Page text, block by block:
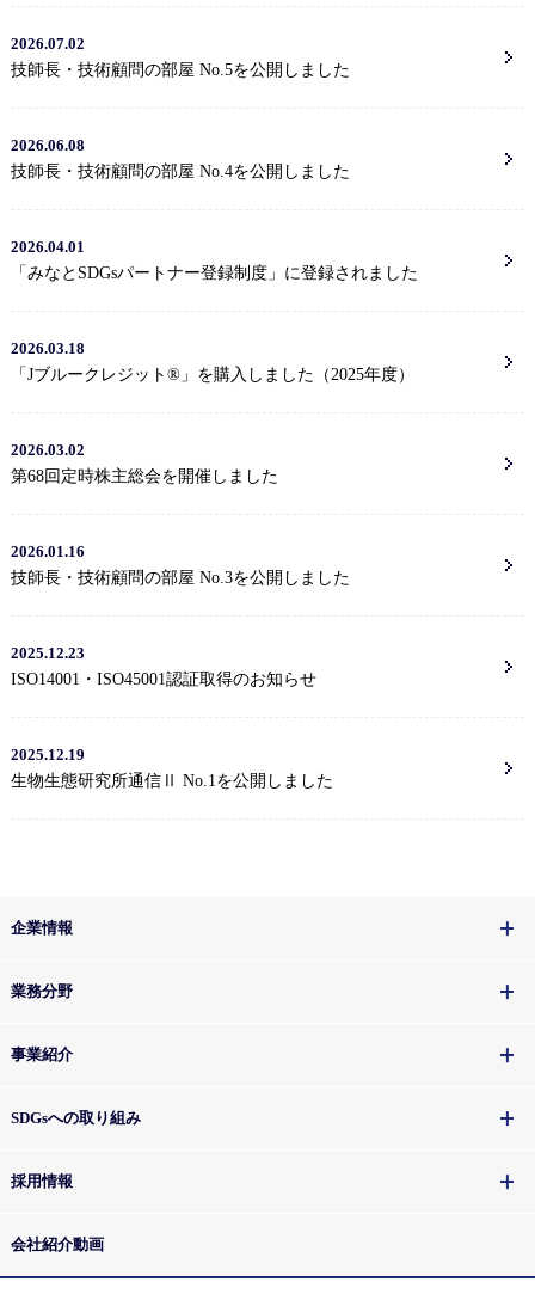
2026.07.02
技師長・技術顧問の部屋 No.5を公開しました
2026.06.08
技師長・技術顧問の部屋 No.4を公開しました
2026.04.01
「みなとSDGsパートナー登録制度」に登録されました
2026.03.18
「Jブルークレジット®」を購入しました（2025年度）
2026.03.02
第68回定時株主総会を開催しました
2026.01.16
技師長・技術顧問の部屋 No.3を公開しました
2025.12.23
ISO14001・ISO45001認証取得のお知らせ
2025.12.19
生物生態研究所通信Ⅱ No.1を公開しました
企業情報
業務分野
事業紹介
SDGsへの取り組み
採用情報
会社紹介動画